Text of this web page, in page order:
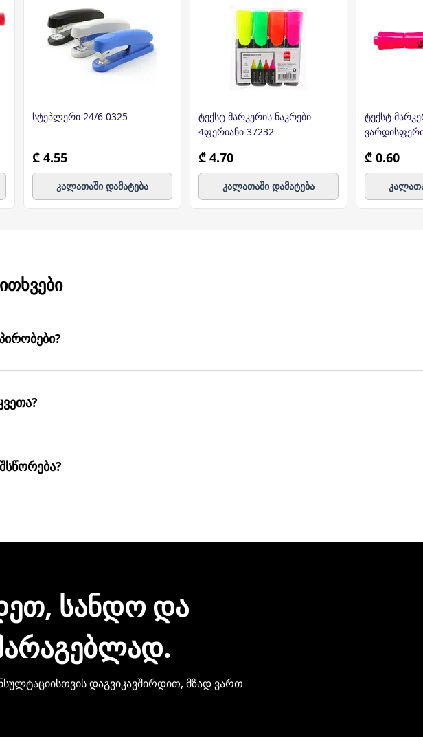
სტეპლერი 24/6 0325
₾ 4.55
კალათაში დამატება
ტექსტ მარკერის ნაკრები
4ფერიანი 37232
₾ 4.70
კალათაში დამატება
ტექსტ
₾ 0.60
მიტანის სერვისი უფასოა.
ვართ, 3 სამუშაო დღეც არ დაგვჭირდება.
ᲡᲐᲜᲓᲝ ᲓᲐ
დაგვიკავშირდით, მზად ვართ